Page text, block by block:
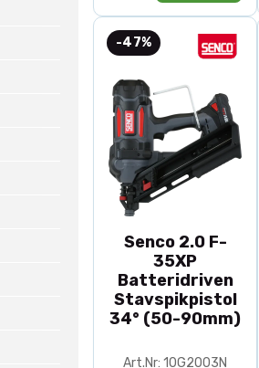
-47%
Senco 2.0 F-
35XP
Batteridriven
Stavspikpistol
34° (50-90mm)
Art.Nr: 10G2003N